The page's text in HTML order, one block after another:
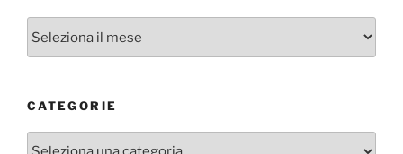
CATEGORIE
Categorie